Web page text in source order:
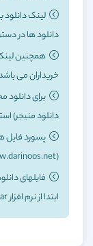
لینک دانلود
دانلود ها در
همچنین
خریداران می
دانلود منیجر)
پسورد فایل
(www.darinoos.net) می باشد.
ابتدا از نرم افزار winrarبرای اکستراکت استفاده کنید.